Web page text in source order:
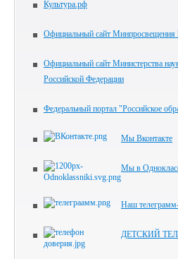
Культура.рф
Официальный сайт Минпросвещения
Официальный сайт Министерства
Российской Федерации
Федеральный портал "Российское
Мы Вконтакте
Мы в
Наш
ДЕТСКИЙ